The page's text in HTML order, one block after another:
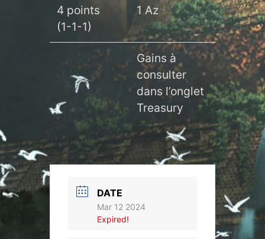
4 points
(1-1-1)
1 Az
Gains à
consulter
dans l’onglet
Treasury
DATE
Mar 12 2024
Expired!